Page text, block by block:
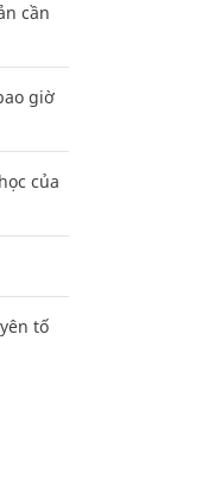
cần
giờ
của
tố